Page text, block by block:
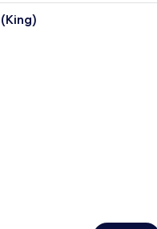
Grand Suite, 1 Katil Raja